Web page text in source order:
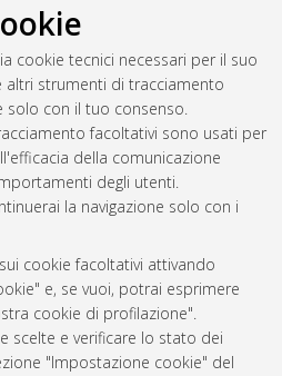
cookie tecnici necessari per il suo
altri strumenti di tracciamento
solo con il tuo consenso.
facoltativi sono usati per
della comunicazione
degli utenti.
la navigazione solo con i
cookie facoltativi attivando
e, se vuoi, potrai esprimere
cookie di profilazione".
scelte e verificare lo stato dei
"Impostazione cookie" del
documento: